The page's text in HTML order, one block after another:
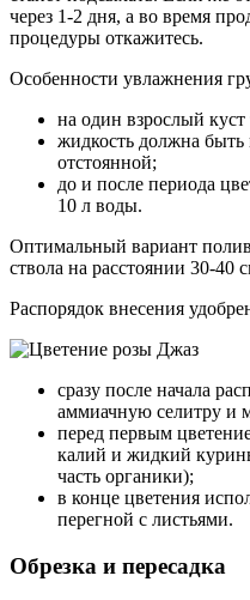
через 1-2 дня, а во время
процедуры откажитесь.
Особенности увлажнения
на один взрослый куст
жидкость должна
отстоянной;
до и после периода
10 л воды.
Оптимальный вариант
ствола на расстоянии 30-40
Распорядок внесения
сразу после начала
аммиачную селитру и
перед первым
калий и жидкий
часть органики);
в конце цветения
перегной с листьями.
Обрезка и пересадка